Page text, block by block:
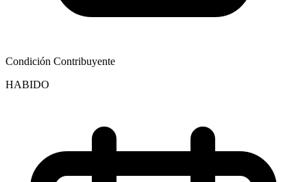
Condición Contribuyente
HABIDO